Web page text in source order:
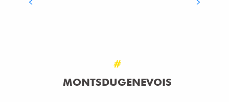
#
MONTSDUGENEVOIS